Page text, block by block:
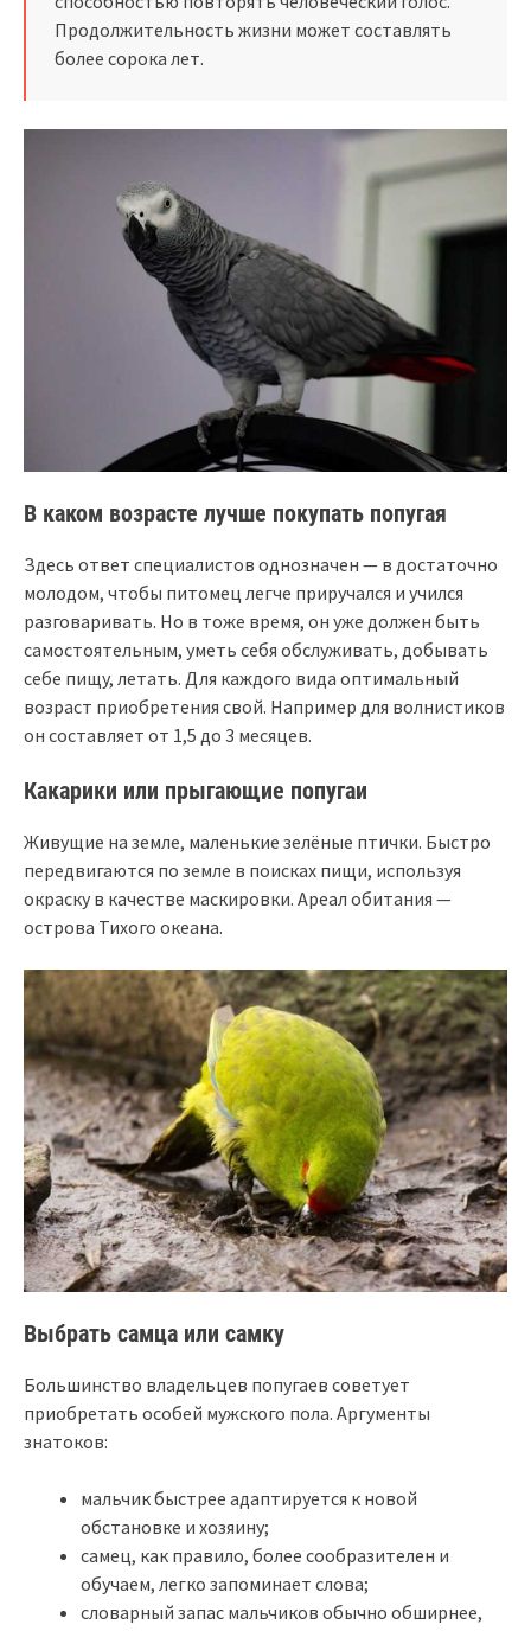
Продолжительность жизни может составлять
более сорока лет.
В каком возрасте лучше покупать попугая
Здесь ответ специалистов однозначен — в достаточно
молодом, чтобы питомец легче приручался и учился
разговаривать. Но в тоже время, он уже должен быть
самостоятельным, уметь себя обслуживать, добывать
себе пищу, летать. Для каждого вида оптимальный
возраст приобретения свой. Например для волнистиков
он составляет от 1,5 до 3 месяцев.
Какарики или прыгающие попугаи
Живущие на земле, маленькие зелёные птички. Быстро
передвигаются по земле в поисках пищи, используя
окраску в качестве маскировки. Ареал обитания —
острова Тихого океана.
Выбрать самца или самку
Большинство владельцев попугаев советует
приобретать особей мужского пола. Аргументы
знатоков:
мальчик быстрее адаптируется к новой
обстановке и хозяину;
самец, как правило, более сообразителен и
обучаем, легко запоминает слова;
словарный запас мальчиков обычно обширнее,